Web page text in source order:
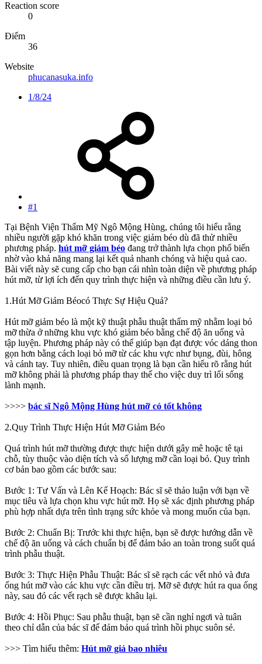
Reaction score
0
Điểm
36
Website
phucanasuka.info
1/8/24
#1
Tại Bệnh Viện Thẩm Mỹ Ngô Mộng Hùng, chúng tôi hiểu rằng
nhiều người gặp khó khăn trong việc giảm béo dù đã thử nhiều
phương pháp. hút mỡ giảm béo đang trở thành lựa chọn phổ biến
nhờ vào khả năng mang lại kết quả nhanh chóng và hiệu quả cao.
Bài viết này sẽ cung cấp cho bạn cái nhìn toàn diện về phương pháp
hút mỡ, từ lợi ích đến quy trình thực hiện và những điều cần lưu ý.
1.Hút Mỡ Giảm Béocó Thực Sự Hiệu Quả?
Hút mỡ giảm béo là một kỹ thuật phẫu thuật thẩm mỹ nhằm loại bỏ
mỡ thừa ở những khu vực khó giảm béo bằng chế độ ăn uống và
tập luyện. Phương pháp này có thể giúp bạn đạt được vóc dáng thon
gọn hơn bằng cách loại bỏ mỡ từ các khu vực như bụng, đùi, hông
và cánh tay. Tuy nhiên, điều quan trọng là bạn cần hiểu rõ rằng hút
mỡ không phải là phương pháp thay thế cho việc duy trì lối sống
lành mạnh.
>>>> bác sĩ Ngô Mộng Hùng hút mỡ có tốt không
2.Quy Trình Thực Hiện Hút Mỡ Giảm Béo
Quá trình hút mỡ thường được thực hiện dưới gây mê hoặc tê tại
chỗ, tùy thuộc vào diện tích và số lượng mỡ cần loại bỏ. Quy trình
cơ bản bao gồm các bước sau:
Bước 1: Tư Vấn và Lên Kế Hoạch: Bác sĩ sẽ thảo luận với bạn về
mục tiêu và lựa chọn khu vực hút mỡ. Họ sẽ xác định phương pháp
phù hợp nhất dựa trên tình trạng sức khỏe và mong muốn của bạn.
Bước 2: Chuẩn Bị: Trước khi thực hiện, bạn sẽ được hướng dẫn về
chế độ ăn uống và cách chuẩn bị để đảm bảo an toàn trong suốt quá
trình phẫu thuật.
Bước 3: Thực Hiện Phẫu Thuật: Bác sĩ sẽ rạch các vết nhỏ và đưa
ống hút mỡ vào các khu vực cần điều trị. Mỡ sẽ được hút ra qua ống
này, sau đó các vết rạch sẽ được khâu lại.
Bước 4: Hồi Phục: Sau phẫu thuật, bạn sẽ cần nghỉ ngơi và tuân
theo chỉ dẫn của bác sĩ để đảm bảo quá trình hồi phục suôn sẻ.
>>> Tìm hiểu thêm: Hút mỡ giá bao nhiêu